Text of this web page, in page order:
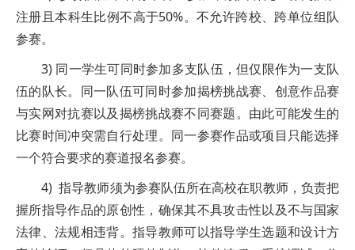
注册且本科生比例不高于50%。不允许跨校、跨单位组队
参赛。
3) 同一学生可同时参加多支队伍，但仅限作为一支队
伍的队长。同一队伍可同时参加揭榜挑战赛、创意作品赛
与实网对抗赛以及揭榜挑战赛不同赛题。由此可能发生的
比赛时间冲突需自行处理。同一参赛作品或项目只能选择
一个符合要求的赛道报名参赛。
4) 指导教师须为参赛队伍所在高校在职教师，负责把
握所指导作品的原创性，确保其不具攻击性以及不与国家
法律、法规相违背。指导教师可以指导学生选题和设计方